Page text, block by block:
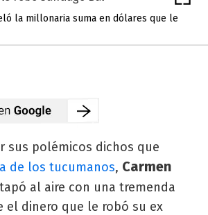
la millonaria suma en dólares que le
sus polémicos dichos que
de los tucumanos, Carmen
al aire con una tremenda
el dinero que le robó su ex